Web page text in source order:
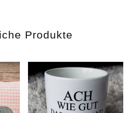
Produkte